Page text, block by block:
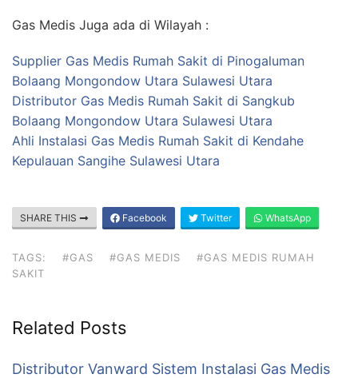
Gas Medis Juga ada di Wilayah :
Supplier Gas Medis Rumah Sakit di Pinogaluman
Bolaang Mongondow Utara Sulawesi Utara
Distributor Gas Medis Rumah Sakit di Sangkub
Bolaang Mongondow Utara Sulawesi Utara
Ahli Instalasi Gas Medis Rumah Sakit di Kendahe
Kepulauan Sangihe Sulawesi Utara
SHARE THIS Facebook Twitter WhatsApp
TAGS: #GAS #GAS MEDIS
#GAS MEDIS RUMAH
SAKIT
Related Posts
Distributor Vanward Sistem Instalasi Gas Medis